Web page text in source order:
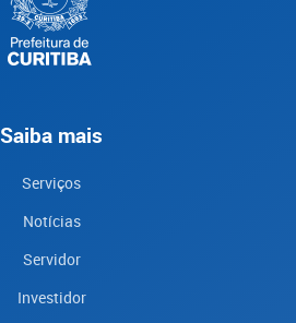
Saiba mais
Serviços
Notícias
Servidor
Investidor